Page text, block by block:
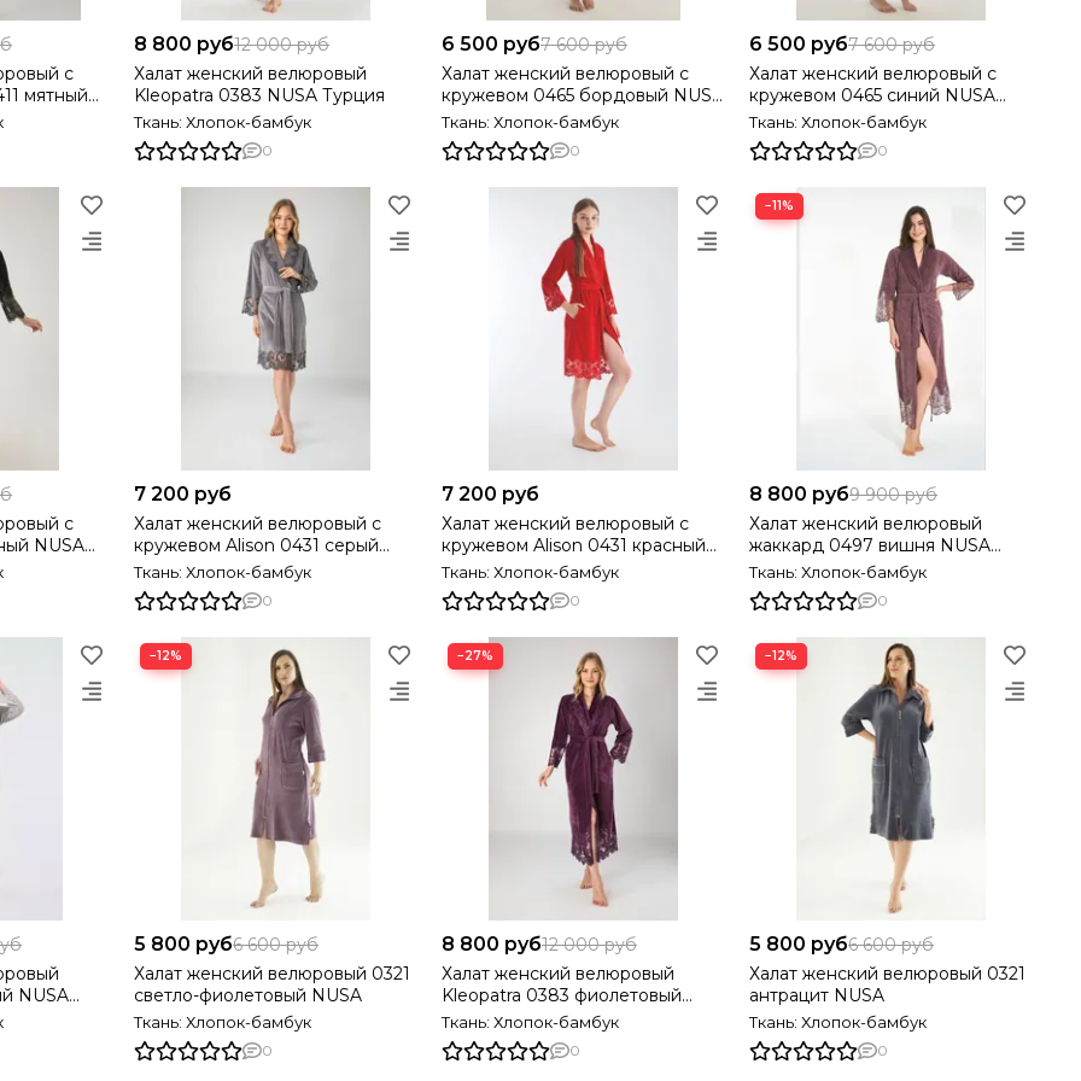
мятный
8 800 руб12 000 руб
Халат женский велюровый
Kleopatra 0383 NUSA Турция
Ткань: Хлопок-бамбук
0
6 500 руб7 600 руб
Халат женский велюровый с
кружевом 0465 бордовый NUSA
Турция
Ткань: Хлопок-бамбук
0
6 500 руб7 600 руб
Халат женский велюровый с
кружевом 0465 синий NUSA
Турция
Ткань: Хлопок-бамбук
0
с
7 200 руб
Халат женский велюровый с
кружевом Alison 0431 серый
NUSA Турция
Ткань: Хлопок-бамбук
0
7 200 руб
Халат женский велюровый с
кружевом Alison 0431 красный
NUSA Турция
Ткань: Хлопок-бамбук
0
−11%
8 800 руб9 900 руб
Халат женский велюровый
жаккард 0497 вишня NUSA
Турция
Ткань: Хлопок-бамбук
0
NUSA
−12%
5 800 руб6 600 руб
Халат женский велюровый 0321
светло-фиолетовый NUSA
Ткань: Хлопок-бамбук
0
−27%
8 800 руб12 000 руб
Халат женский велюровый
Kleopatra 0383 фиолетовый
NUSA
Ткань: Хлопок-бамбук
0
−12%
5 800 руб6 600 руб
Халат женский велюровый 0321
антрацит NUSA
Ткань: Хлопок-бамбук
0